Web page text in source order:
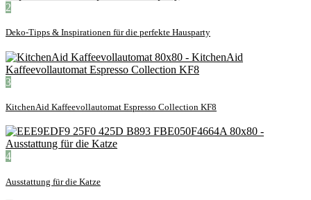
2
Deko-Tipps & Inspirationen für die perfekte Hausparty
3
KitchenAid Kaffeevollautomat Espresso Collection KF8
4
Ausstattung für die Katze